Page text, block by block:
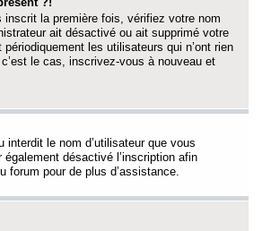
la première fois, vérifiez votre nom
ait désactivé ou ait supprimé votre
les utilisateurs qui n’ont rien
le cas, inscrivez-vous à nouveau et
interdit le nom d’utilisateur que vous
désactivé l’inscription afin
forum pour de plus d’assistance.